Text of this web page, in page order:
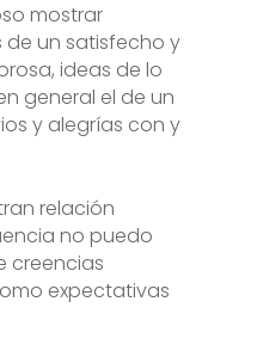
mostrar
de un satisfecho y
ideas de lo
general el de un
y alegrías con y
relación
no puedo
creencias
expectativas